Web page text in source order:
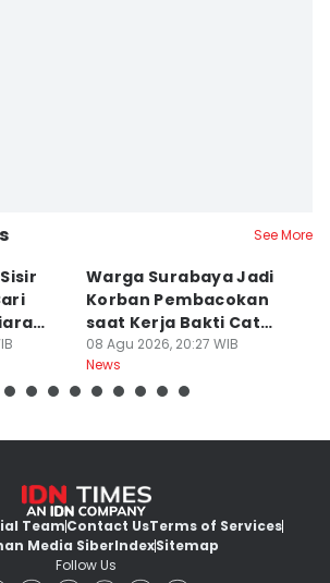
See More
Warga Surabaya Jadi
Korban Pembacokan
saat Kerja Bakti Cat
Gapura
08 Agu 2026, 20:27 WIB
News
TeamContact UsTerms of Services
Media SiberIndexSitemap
Follow Us